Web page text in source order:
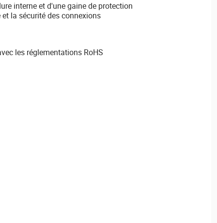
interne et d'une gaine de protection
la sécurité des connexions
les réglementations RoHS